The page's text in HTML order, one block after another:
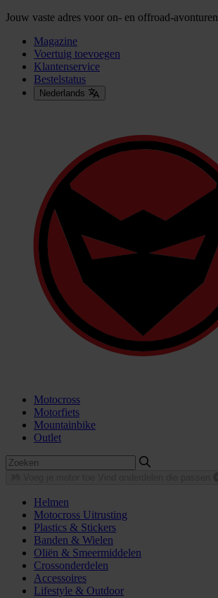
Jouw vaste adres voor on- en offroad-avonturen
Magazine
Voertuig toevoegen
Klantenservice
Bestelstatus
Nederlands
Motocross
Motorfiets
Mountainbike
Outlet
Helmen
Motocross Uitrusting
Plastics & Stickers
Banden & Wielen
Oliën & Smeermiddelen
Crossonderdelen
Accessoires
Lifestyle & Outdoor